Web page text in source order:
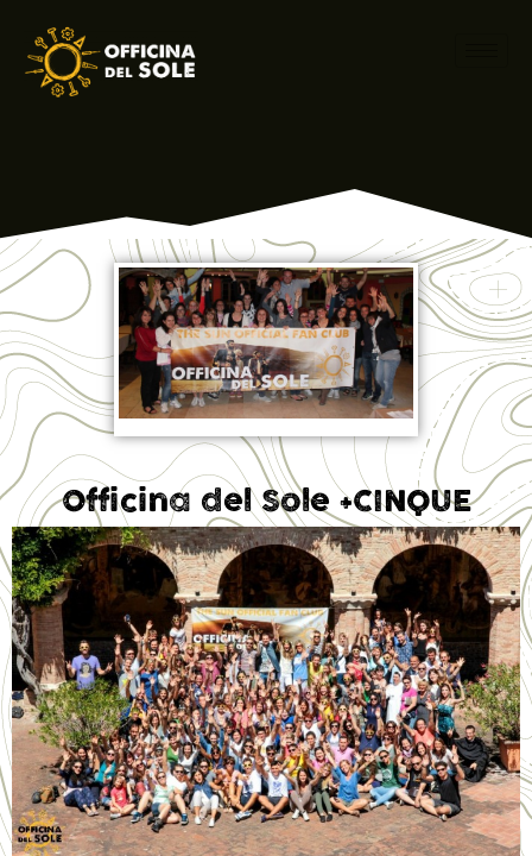
Officina del Sole +CINQUE